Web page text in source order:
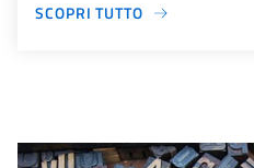
SCOPRI TUTTO